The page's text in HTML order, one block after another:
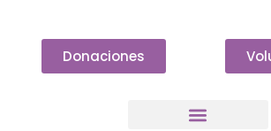
Donaciones